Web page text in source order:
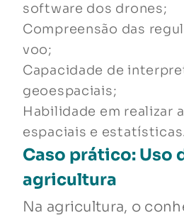
software dos drones;
Compreensão das
voo;
Capacidade de
geoespaciais;
Habilidade em realizar
espaciais e
Caso prático: Uso
agricultura
Na agricultura, o